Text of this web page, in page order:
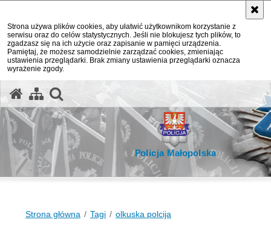
Strona używa plików cookies, aby ułatwić użytkownikom korzystanie z
serwisu oraz do celów statystycznych. Jeśli nie blokujesz tych plików, to
zgadzasz się na ich użycie oraz zapisanie w pamięci urządzenia.
Pamiętaj, że możesz samodzielnie zarządzać cookies, zmieniając
ustawienia przeglądarki. Brak zmiany ustawienia przeglądarki oznacza
wyrażenie zgody.
Policja Małopolska
Strona główna Tagi olkuska polcija